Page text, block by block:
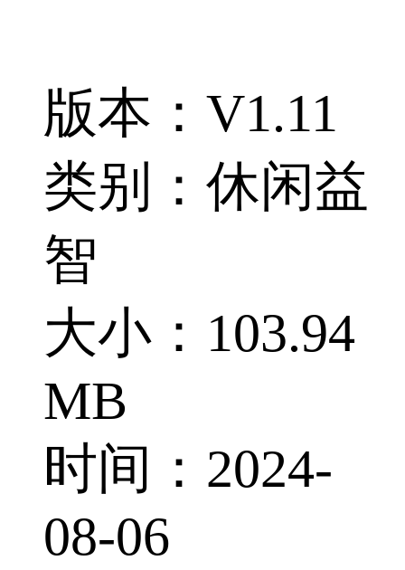
版本：V1.11
类别：休闲益
智
大小：103.94
MB
时间：2024-
08-06